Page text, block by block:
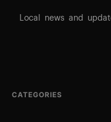
Local news and
CATEGORIES